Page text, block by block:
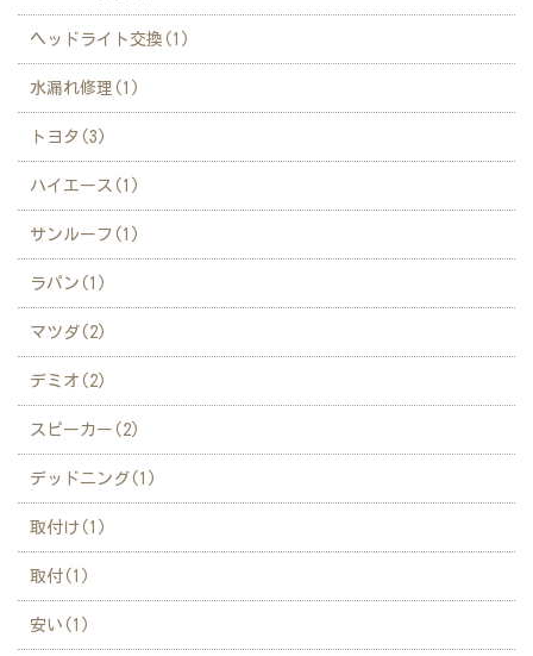
ヘッドライト交換(1)
水漏れ修理(1)
トヨタ(3)
ハイエース(1)
サンルーフ(1)
ラパン(1)
マツダ(2)
デミオ(2)
スピーカー(2)
デッドニング(1)
取付け(1)
取付(1)
安い(1)